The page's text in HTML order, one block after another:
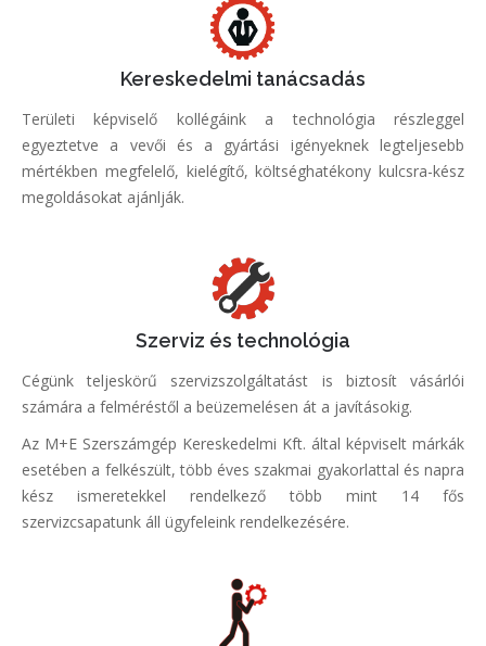
Kereskedelmi tanácsadás
Területi képviselő kollégáink a technológia részleggel
egyeztetve a vevői és a gyártási igényeknek legteljesebb
mértékben megfelelő, kielégítő, költséghatékony kulcsra-kész
megoldásokat ajánlják.
Szerviz és technológia
Cégünk teljeskörű szervizszolgáltatást is biztosít vásárlói
számára a felméréstől a beüzemelésen át a javításokig.
Az M+E Szerszámgép Kereskedelmi Kft. által képviselt márkák
esetében a felkészült, több éves szakmai gyakorlattal és napra
kész ismeretekkel rendelkező több mint 14 fős
szervizcsapatunk áll ügyfeleink rendelkezésére.